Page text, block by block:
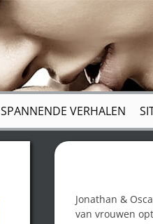
SPANNENDE VERHALEN
Jonathan &
van vrouwen